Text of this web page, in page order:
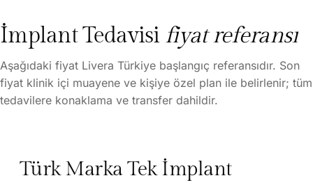
İmplant Tedavisi fiyat referansı
Aşağıdaki fiyat Livera Türkiye başlangıç referansıdır. Son
fiyat klinik içi muayene ve kişiye özel plan ile belirlenir; tüm
tedavilere konaklama ve transfer dahildir.
Türk Marka Tek İmplant